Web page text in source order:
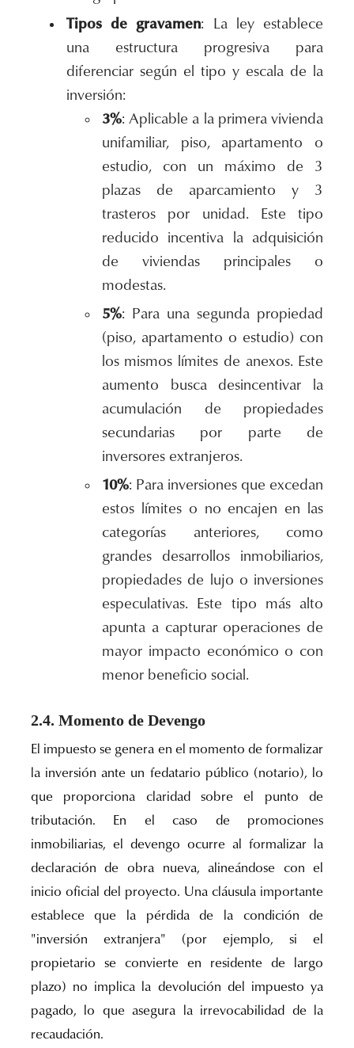
Tipos de gravamen: La ley establece
una estructura progresiva para
diferenciar según el tipo y escala de la
inversión:
3%: Aplicable a la primera vivienda
unifamiliar, piso, apartamento o
estudio, con un máximo de 3
plazas de aparcamiento y 3
trasteros por unidad. Este tipo
reducido incentiva la adquisición
de viviendas principales o
modestas.
5%: Para una segunda propiedad
(piso, apartamento o estudio) con
los mismos límites de anexos. Este
aumento busca desincentivar la
acumulación de propiedades
secundarias por parte de
inversores extranjeros.
10%: Para inversiones que excedan
estos límites o no encajen en las
categorías anteriores, como
grandes desarrollos inmobiliarios,
propiedades de lujo o inversiones
especulativas. Este tipo más alto
apunta a capturar operaciones de
mayor impacto económico o con
menor beneficio social.
2.4. Momento de Devengo
El impuesto se genera en el momento de formalizar
la inversión ante un fedatario público (notario), lo
que proporciona claridad sobre el punto de
tributación. En el caso de promociones
inmobiliarias, el devengo ocurre al formalizar la
declaración de obra nueva, alineándose con el
inicio oficial del proyecto. Una cláusula importante
establece que la pérdida de la condición de
"inversión extranjera" (por ejemplo, si el
propietario se convierte en residente de largo
plazo) no implica la devolución del impuesto ya
pagado, lo que asegura la irrevocabilidad de la
recaudación.